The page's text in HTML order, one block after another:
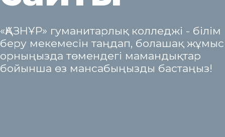
«ҚАЗНҰР» гуманитарлық колледжі - білім
беру мекемесін таңдап, болашақ жұмыс
орныңызда төмендегі мамандықтар
бойынша өз мансабыңызды бастаңыз!